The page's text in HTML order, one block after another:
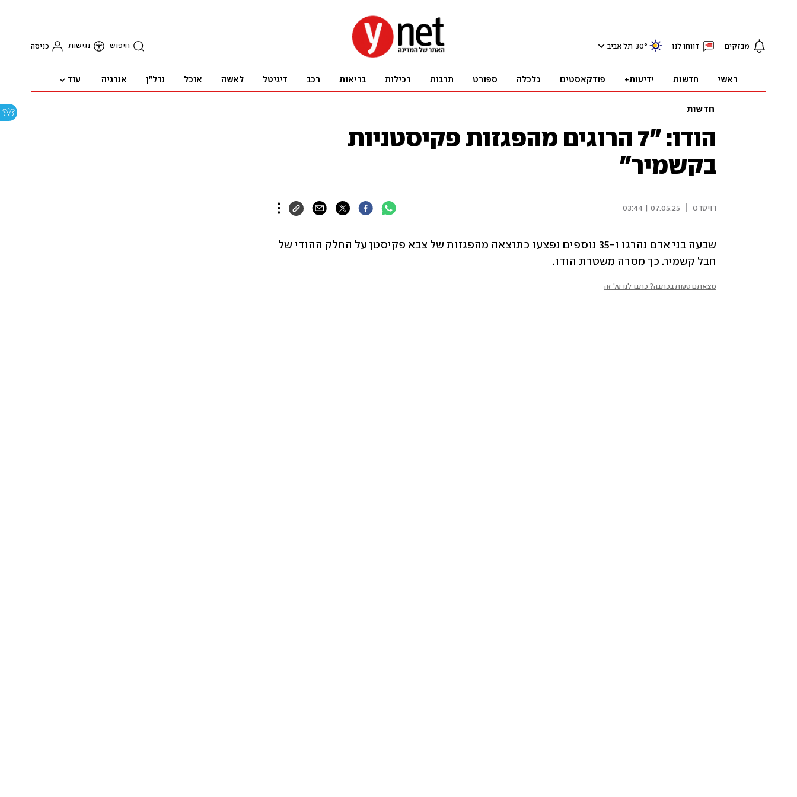
מבזקים דווחו לנו 30° תל אביב חיפוש נגישות כניסה
ראשי חדשות ידיעות+ פודקאסטים כלכלה ספורט תרבות רכילות בריאות רכב דיגיטל לאשה אוכל נדל"ן אנרגיה עוד
חדשות
הודו: "7 הרוגים מהפגזות פקיסטניות
בקשמיר"
רויטרס 07.05.25 | 03:44
חבל קשמיר. כך מסרה משטרת הודו.
מצאתם טעות בכתבה? כתבו לנו על זה